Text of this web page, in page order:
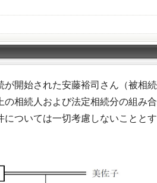
が開始された安藤裕司さん（被相
の相続人および法定相続分の組み
ついては一切考慮しないこととす